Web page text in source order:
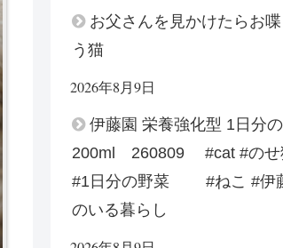
お父さんを見かけたらお
う猫
2026年8月9日
伊藤園 栄養強化型 1日分
200ml 260809 #cat #の
#1日分の野菜 #ねこ #
のいる暮らし